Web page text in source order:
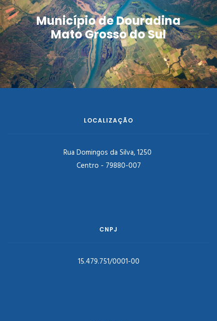
Município de Douradina
Mato Grosso do Sul
LOCALIZAÇÃO
Rua Domingos da Silva, 1250
Centro - 79880-007
CNPJ
15.479.751/0001-00